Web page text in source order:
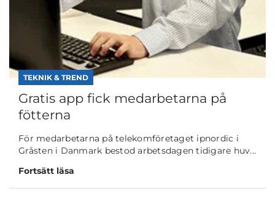
TEKNIK & TREND
Gratis app fick medarbetarna på
fötterna
För medarbetarna på telekomföretaget ipnordic i
Gråsten i Danmark bestod arbetsdagen tidigare huv...
Fortsätt läsa